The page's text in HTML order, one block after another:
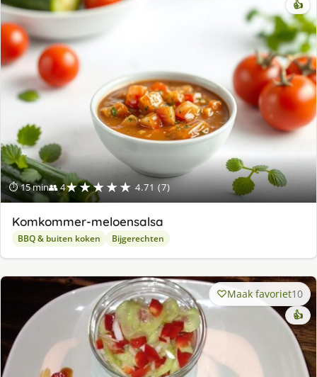
⏱ 15 min👥 4★★★★★ 4.71 (7)
👍
Komkommer-meloensalsa
BBQ & buiten koken Bijgerechten
Maak favoriet10
👍